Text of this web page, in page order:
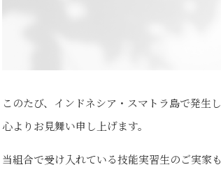
このたび、インドネシア・スマトラ島で発生
心よりお見舞い申し上げます。
当組合で受け入れている技能実習生のご実家